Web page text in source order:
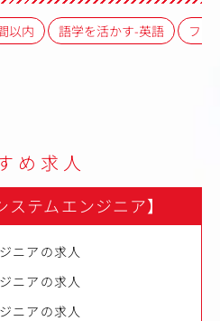
以内 語学を活かす-英語 フレ
め求人
ステムエンジニア】
ニアの求人
ニアの求人
ニアの求人